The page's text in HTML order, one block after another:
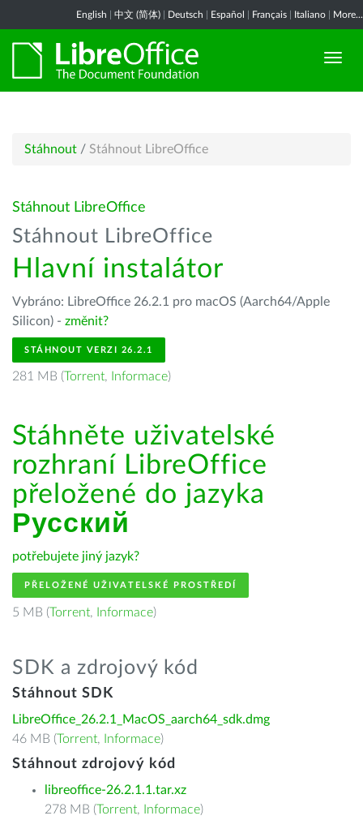
English 中文 (简体) Deutsch Español Français Italiano More...
Stáhnout / Stáhnout LibreOffice
Stáhnout LibreOffice
Stáhnout LibreOffice
Hlavní instalátor
Vybráno: LibreOffice 26.2.1 pro macOS (Aarch64/Apple
Silicon) - změnit?
STÁHNOUT VERZI 26.2.1
281 MB (Torrent, Informace)
Stáhněte uživatelské
rozhraní LibreOffice
přeložené do jazyka
Русский
potřebujete jiný jazyk?
PŘELOŽENÉ UŽIVATELSKÉ PROSTŘEDÍ
5 MB (Torrent, Informace)
SDK a zdrojový kód
Stáhnout SDK
LibreOffice_26.2.1_MacOS_aarch64_sdk.dmg
46 MB (Torrent, Informace)
Stáhnout zdrojový kód
libreoffice-26.2.1.1.tar.xz
278 MB (Torrent, Informace)